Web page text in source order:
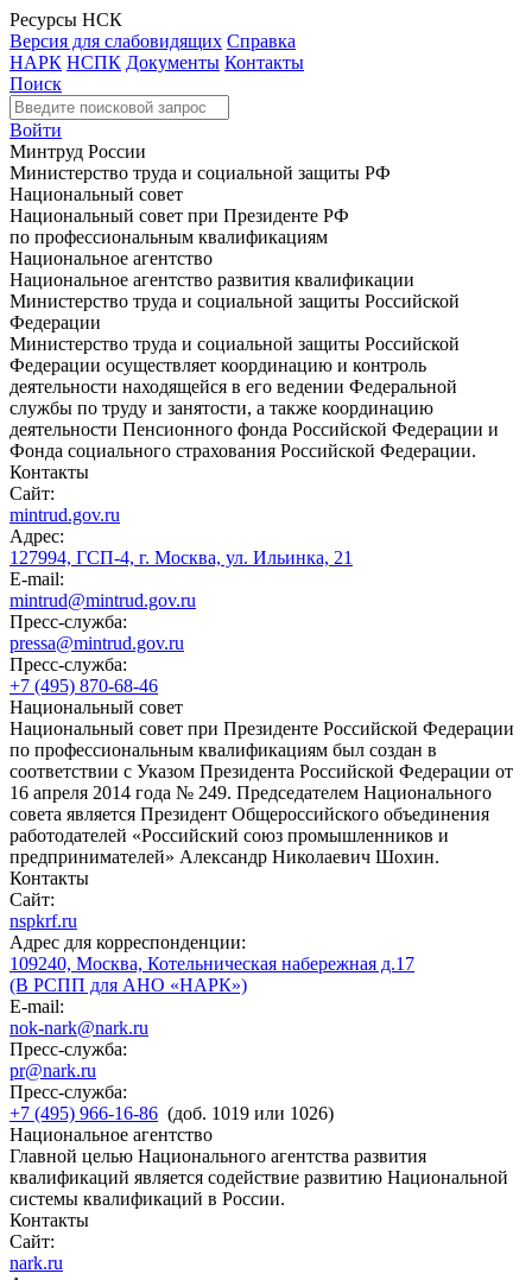
Ресурсы НСК
Версия для слабовидящих Справка
НАРК НСПК Документы Контакты
Поиск
Войти
Минтруд России
Министерство труда и социальной защиты РФ
Национальный совет
Национальный совет при Президенте РФ
по профессиональным квалификациям
Национальное агентство
Национальное агентство развития квалификации
Министерство труда и социальной защиты Российской
Федерации
Министерство труда и социальной защиты Российской
Федерации осуществляет координацию и контроль
деятельности находящейся в его ведении Федеральной
службы по труду и занятости, а также координацию
деятельности Пенсионного фонда Российской Федерации и
Фонда социального страхования Российской Федерации.
Контакты
Сайт:
mintrud.gov.ru
Адрес:
127994, ГСП-4, г. Москва, ул. Ильинка, 21
E-mail:
mintrud@mintrud.gov.ru
Пресс-служба:
pressa@mintrud.gov.ru
Пресс-служба:
+7 (495) 870-68-46
Национальный совет
Национальный совет при Президенте Российской Федерации
по профессиональным квалификациям был создан в
соответствии с Указом Президента Российской Федерации от
16 апреля 2014 года № 249. Председателем Национального
совета является Президент Общероссийского объединения
работодателей «Российский союз промышленников и
предпринимателей» Александр Николаевич Шохин.
Контакты
Сайт:
nspkrf.ru
Адрес для корреспонденции:
109240, Москва, Котельническая набережная д.17
(В РСПП для АНО «НАРК»)
E-mail:
nok-nark@nark.ru
Пресс-служба:
pr@nark.ru
Пресс-служба:
+7 (495) 966-16-86 (доб. 1019 или 1026)
Национальное агентство
Главной целью Национального агентства развития
квалификаций является содействие развитию Национальной
системы квалификаций в России.
Контакты
Сайт:
nark.ru